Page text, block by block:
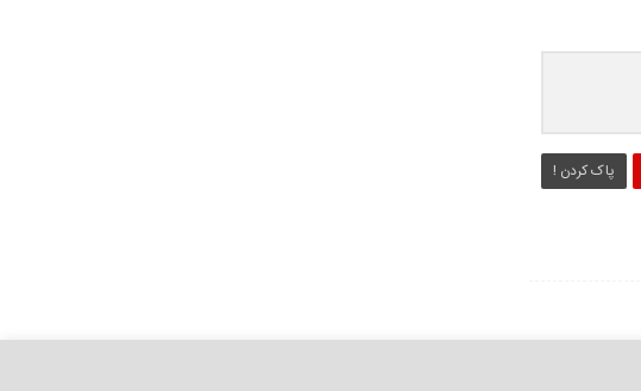
پاک کردن !